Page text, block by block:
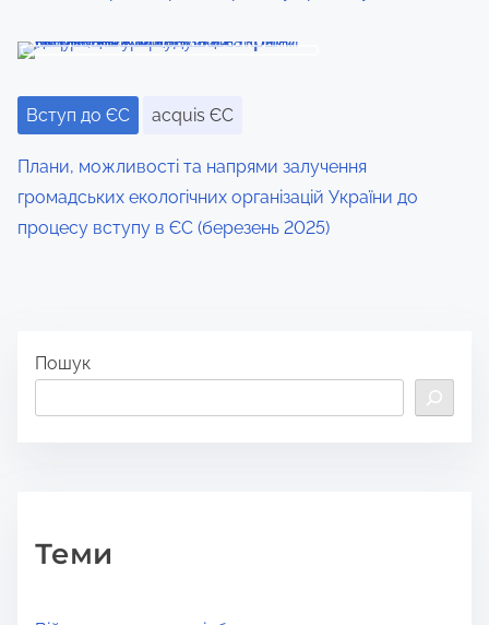
Вступ до ЄС acquis ЄС
Плани, можливості та напрями залучення
громадських екологічних організацій України до
процесу вступу в ЄС (березень 2025)
Пошук
Теми